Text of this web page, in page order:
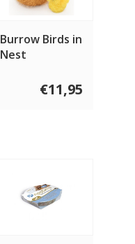
Burrow Birds in
Nest
€11,95